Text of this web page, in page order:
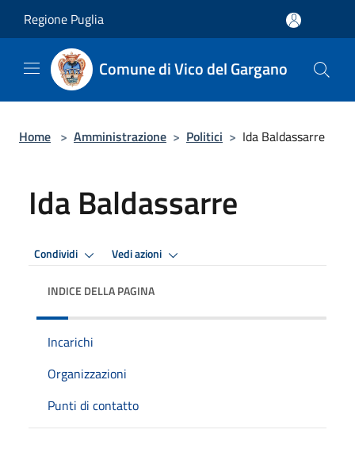
Regione Puglia
Comune di Vico del Gargano
Home > Amministrazione > Politici > Ida Baldassarre
Ida Baldassarre
Condividi Vedi azioni
INDICE DELLA PAGINA
Incarichi
Organizzazioni
Punti di contatto